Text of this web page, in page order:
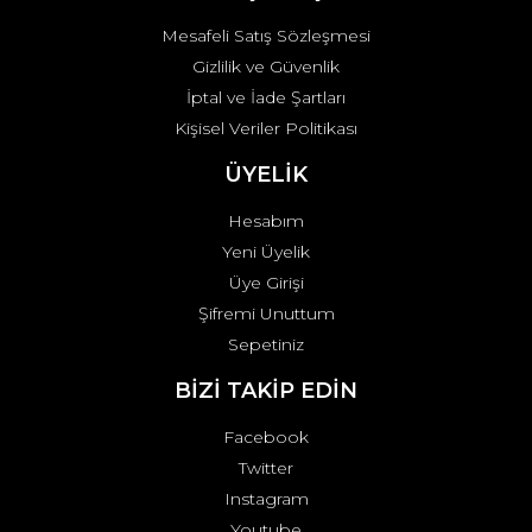
Mesafeli Satış Sözleşmesi
Gizlilik ve Güvenlik
İptal ve İade Şartları
Kişisel Veriler Politikası
ÜYELİK
Hesabım
Yeni Üyelik
Üye Girişi
Şifremi Unuttum
Sepetiniz
BİZİ TAKİP EDİN
Facebook
Twitter
Instagram